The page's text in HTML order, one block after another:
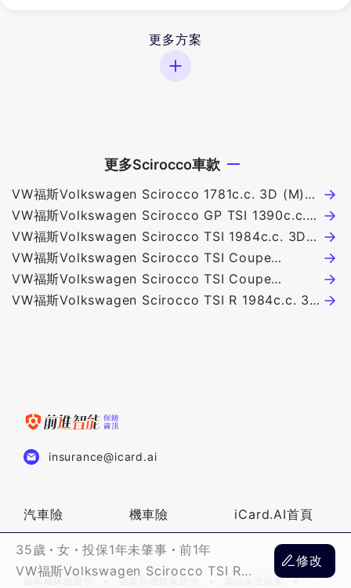
35歲 女 投保1年未肇事
前1年
VW福斯Volkswagen Scirocco TSI R
修改
更多方案
更多Scirocco車款
VW福斯Volkswagen Scirocco 1781c.c. 3D (M)
@ 86萬
VW福斯Volkswagen Scirocco GP TSI 1390c.c.
3D 4人座 140.8萬
VW福斯Volkswagen Scirocco TSI 1984c.c. 3D 4
人座 164.8萬
VW福斯Volkswagen Scirocco TSI Coupe
1984c.c. 2D 4人座 157萬
VW福斯Volkswagen Scirocco TSI Coupe
1390c.c. 3D 4人座 134萬
VW福斯Volkswagen Scirocco TSI R 1984c.c. 3D
insurance@icard.ai
汽車險 機車險 iCard.AI首頁
隱私權保護聲明 個資管理政策聲明 資訊安全政策